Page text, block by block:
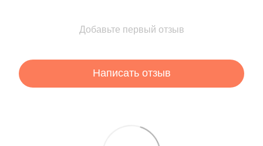
Добавьте первый отзыв
Написать отзыв